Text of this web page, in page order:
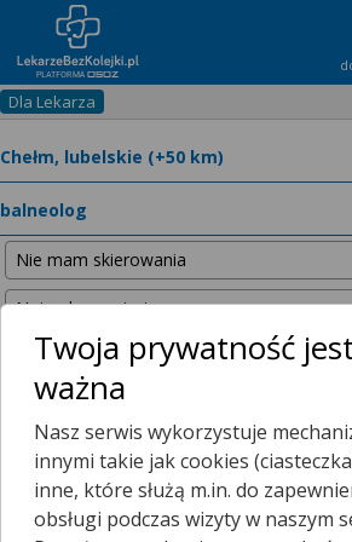
Dla Lekarza
Nie znaleźliśmy żadnych lekarzy w
zwiększyliśmy promień wyszukiwania do
Twoja prywatność
ważna
Nasz serwis wykorzystuje
innymi takie jak cookies
inne, które służą m.in. do
obsługi podczas wizyty w naszym